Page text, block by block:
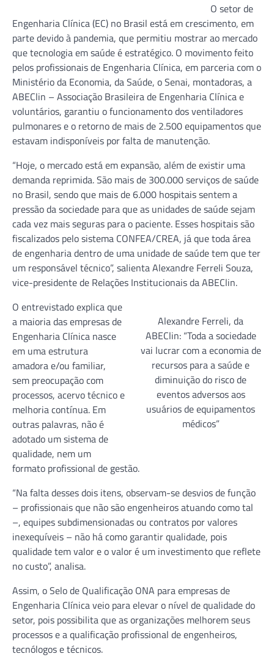
O setor de
Engenharia Clínica (EC) no Brasil está em crescimento, em
parte devido à pandemia, que permitiu mostrar ao mercado
que tecnologia em saúde é estratégico. O movimento feito
pelos profissionais de Engenharia Clínica, em parceria com o
Ministério da Economia, da Saúde, o Senai, montadoras, a
ABEClin – Associação Brasileira de Engenharia Clínica e
voluntários, garantiu o funcionamento dos ventiladores
pulmonares e o retorno de mais de 2.500 equipamentos que
estavam indisponíveis por falta de manutenção.
“Hoje, o mercado está em expansão, além de existir uma
demanda reprimida. São mais de 300.000 serviços de saúde
no Brasil, sendo que mais de 6.000 hospitais sentem a
pressão da sociedade para que as unidades de saúde sejam
cada vez mais seguras para o paciente. Esses hospitais são
fiscalizados pelo sistema CONFEA/CREA, já que toda área
de engenharia dentro de uma unidade de saúde tem que ter
um responsável técnico”, salienta Alexandre Ferreli Souza,
vice-presidente de Relações Institucionais da ABEClin.
Alexandre Ferreli, da
ABEClin: “Toda a sociedade
vai lucrar com a economia de
recursos para a saúde e
diminuição do risco de
eventos adversos aos
usuários de equipamentos
médicos”
O entrevistado explica que
a maioria das empresas de
Engenharia Clínica nasce
em uma estrutura
amadora e/ou familiar,
sem preocupação com
processos, acervo técnico e
melhoria contínua. Em
outras palavras, não é
adotado um sistema de
qualidade, nem um
formato profissional de gestão.
“Na falta desses dois itens, observam-se desvios de função
– profissionais que não são engenheiros atuando como tal
–, equipes subdimensionadas ou contratos por valores
inexequíveis – não há como garantir qualidade, pois
qualidade tem valor e o valor é um investimento que reflete
no custo”, analisa.
Assim, o Selo de Qualificação ONA para empresas de
Engenharia Clínica veio para elevar o nível de qualidade do
setor, pois possibilita que as organizações melhorem seus
processos e a qualificação profissional de engenheiros,
tecnólogos e técnicos.